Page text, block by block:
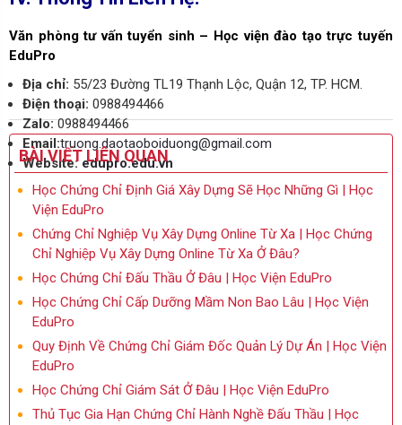
Văn phòng tư vấn tuyển sinh – Học viện đào tạo trực tuyến
EduPro
Địa chỉ: 55/23 Đường TL19 Thạnh Lộc, Quận 12, TP. HCM.
Điện thoại: 0988494466
Zalo:0988494466
Email:truong.daotaoboiduong@gmail.com
Website: edupro.edu.vn
BÀI VIẾT LIÊN QUAN
Học Chứng Chỉ Định Giá Xây Dựng Sẽ Học Những Gì | Học
Viện EduPro
Chứng Chỉ Nghiệp Vụ Xây Dựng Online Từ Xa | Học Chứng
Chỉ Nghiệp Vụ Xây Dựng Online Từ Xa Ở Đâu?
Học Chứng Chỉ Đấu Thầu Ở Đâu | Học Viện EduPro
Học Chứng Chỉ Cấp Dưỡng Mầm Non Bao Lâu | Học Viện
EduPro
Quy Định Về Chứng Chỉ Giám Đốc Quản Lý Dự Án | Học Viện
EduPro
Học Chứng Chỉ Giám Sát Ở Đâu | Học Viện EduPro
Thủ Tục Gia Hạn Chứng Chỉ Hành Nghề Đấu Thầu | Học